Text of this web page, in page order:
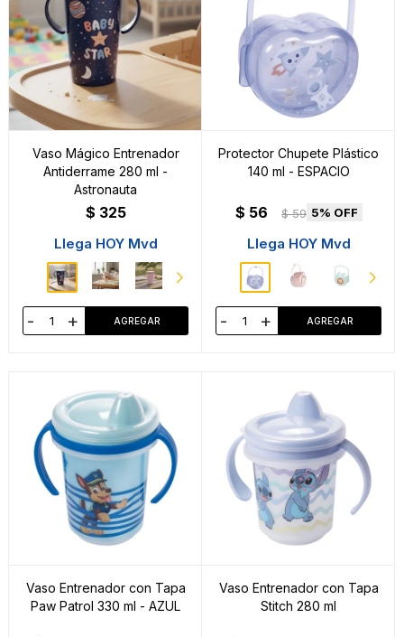
Vaso Mágico Entrenador
Antiderrame 280 ml -
Astronauta
$ 325
Llega HOY Mvd
- +
Protector Chupete Plástico
140 ml - ESPACIO
$ 56 $ 59 5
Llega HOY Mvd
- +
Vaso Entrenador con Tapa
Paw Patrol 330 ml - AZUL
Vaso Entrenador con Tapa
Stitch 280 ml